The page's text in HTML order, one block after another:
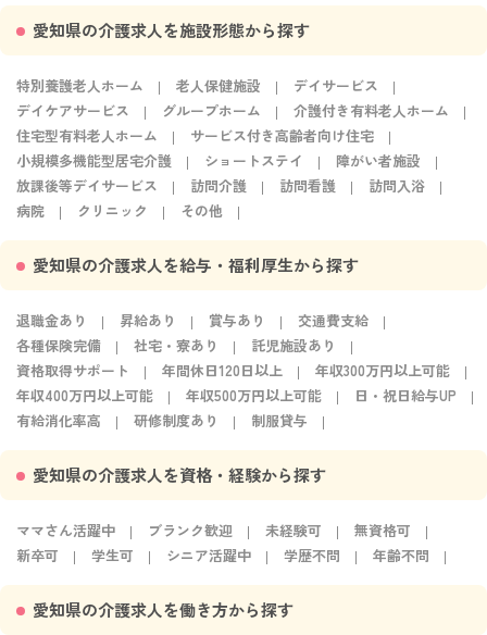
愛知県の介護求人を施設形態から探す
特別養護老人ホーム 老人保健施設
デイサービス
デイケアサービス
グループホーム
介護付き有料老人ホーム
住宅型有料老人ホーム
サービス付き高齢者向け住宅
小規模多機能型居宅介護
ショートステイ
障がい者施設
放課後等デイサービス
訪問介護 訪問看護
訪問入浴
病院
クリニック その他
愛知県の介護求人を給与・福利厚生から探す
退職金あり 昇給あり 賞与あり
交通費支給
各種保険完備
社宅・寮あり
託児施設あり
資格取得サポート
年間休日120日以上
年収300万円以上可能
年収400万円以上可能
年収500万円以上可能
日・祝日給与UP
有給消化率高
研修制度あり 制服貸与
愛知県の介護求人を資格・経験から探す
ママさん活躍中 ブランク歓迎 未経験可
無資格可
新卒可
学生可 シニア活躍中 学歴不問 年齢不問
愛知県の介護求人を働き方から探す